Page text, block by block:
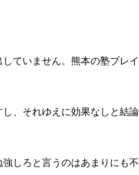
ていません。熊本の塾ブレイ
、それゆえに効果なしと結論
しろと言うのはあまりにも不